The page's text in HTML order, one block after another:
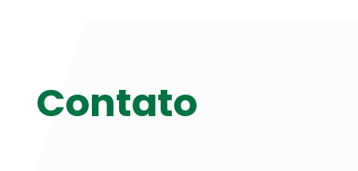
Contato